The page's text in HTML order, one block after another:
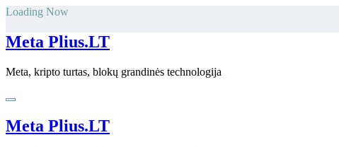
Skip
content
Loading Now
Meta Plius.LT
Meta, kripto turtas, blokų grandinės technologija
Meta Plius.LT